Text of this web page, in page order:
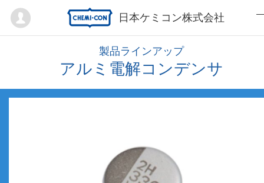
日本ケミコン株式会社
Mypage
製品ラインアップ
アルミ電解コンデンサ